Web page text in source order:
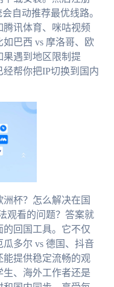
自动推荐最优线路。
讯体育、咪咕视频
巴西 vs 摩洛哥、欧
果遇到地区限制提
帮你把IP切换到国内
杯？怎么解决在国
观看的问题？答案就
的回国工具。它不仅
多尔 vs 德国、抖音
提供稳定流畅的观
、海外工作者还是